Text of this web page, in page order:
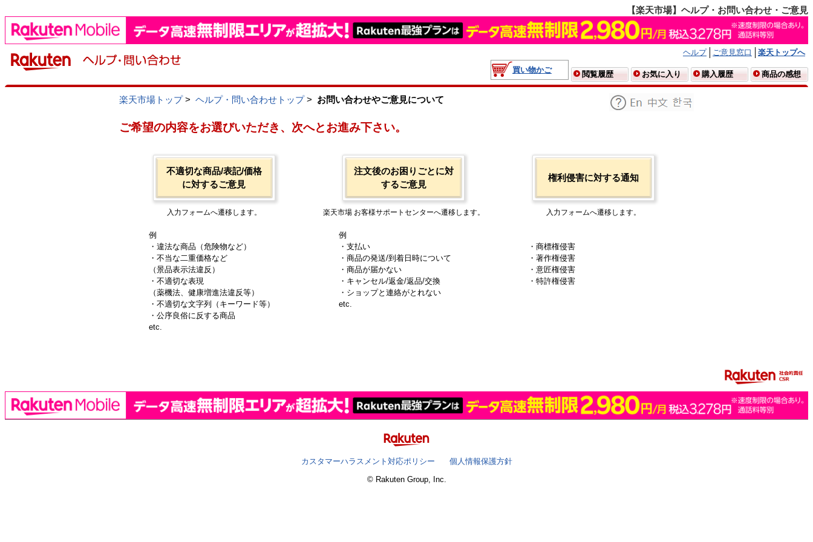
【楽天市場】ヘルプ・お問い合わせ・ご意見
ヘルプ ご意見窓口
楽天トップへ
買い物かご
閲覧履歴 お気に入り 購入履歴 商品の感想
楽天市場トップ> ヘルプ・問い合わせトップ> お問い合わせやご意見について
ご希望の内容をお選びいただき、次へとお進み下さい。
不適切な商品/表記/価格
に対するご意見
入力フォームへ遷移します。
例
・違法な商品（危険物など）
・不当な二重価格など
（景品表示法違反）
・不適切な表現
（薬機法、健康増進法違反等）
・不適切な文字列（キーワード等）
・公序良俗に反する商品
etc.
注文後のお困りごとに対
するご意見
楽天市場 お客様サポートセンターへ遷移します。
例
・支払い
・商品の発送/到着日時について
・商品が届かない
・キャンセル/返金/返品/交換
・ショップと連絡がとれない
etc.
権利侵害に対する通知
入力フォームへ遷移します。
・商標権侵害
・著作権侵害
・意匠権侵害
・特許権侵害
カスタマーハラスメント対応ポリシー
個人情報保護方針
© Rakuten Group, Inc.